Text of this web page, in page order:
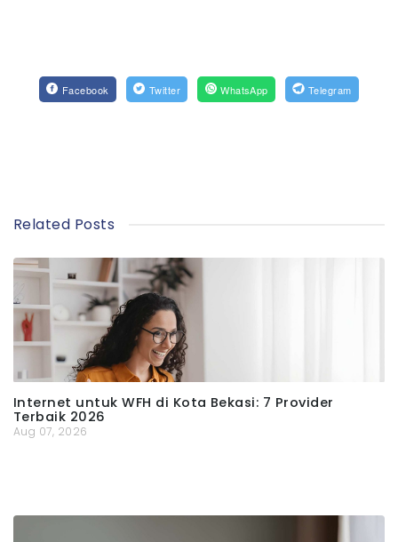
Facebook Twitter WhatsApp Telegram
Related Posts
Internet untuk WFH di Kota Bekasi: 7 Provider
Terbaik 2026
Aug 07, 2026